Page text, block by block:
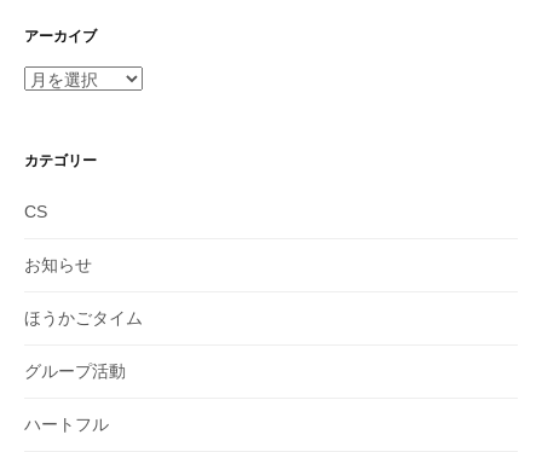
アーカイブ
ア
イ
カテゴリー
CS
お知らせ
ほうかごタイム
グループ活動
ハートフル